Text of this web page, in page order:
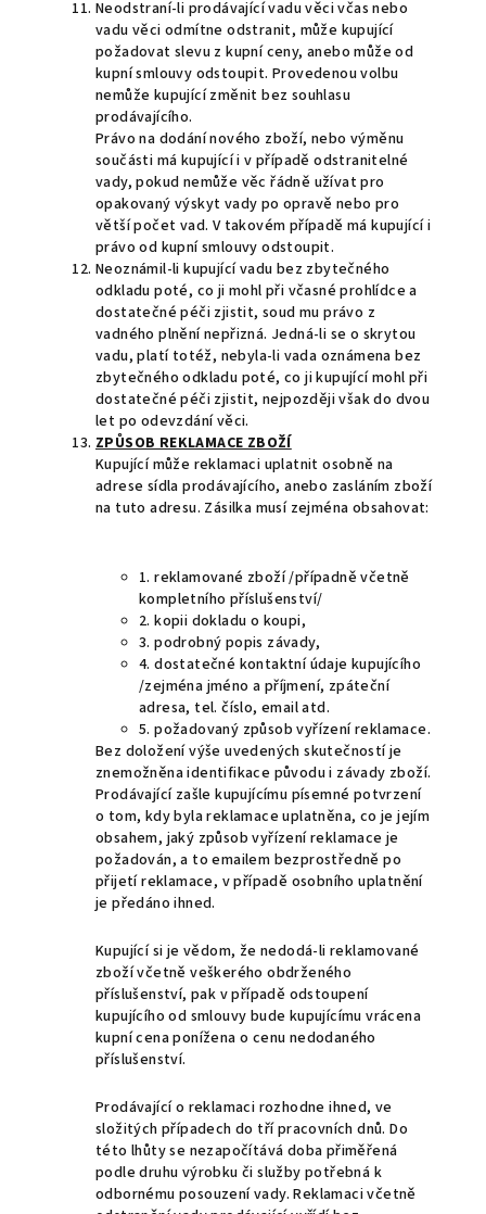
Neodstraní-li prodávající vadu věci včas nebo
vadu věci odmítne odstranit, může kupující
požadovat slevu z kupní ceny, anebo může od
kupní smlouvy odstoupit. Provedenou volbu
nemůže kupující změnit bez souhlasu
prodávajícího.
Právo na dodání nového zboží, nebo výměnu
součásti má kupující i v případě odstranitelné
vady, pokud nemůže věc řádně užívat pro
opakovaný výskyt vady po opravě nebo pro
větší počet vad. V takovém případě má kupující i
právo od kupní smlouvy odstoupit.
Neoznámil-li kupující vadu bez zbytečného
odkladu poté, co ji mohl při včasné prohlídce a
dostatečné péči zjistit, soud mu právo z
vadného plnění nepřizná. Jedná-li se o skrytou
vadu, platí totéž, nebyla-li vada oznámena bez
zbytečného odkladu poté, co ji kupující mohl při
dostatečné péči zjistit, nejpozději však do dvou
let po odevzdání věci.
ZPŮSOB REKLAMACE ZBOŽÍ
Kupující může reklamaci uplatnit osobně na
adrese sídla prodávajícího, anebo zasláním zboží
na tuto adresu. Zásilka musí zejména obsahovat:
1. reklamované zboží /případně včetně
kompletního příslušenství/
2. kopii dokladu o koupi,
3. podrobný popis závady,
4. dostatečné kontaktní údaje kupujícího
/zejména jméno a příjmení, zpáteční
adresa, tel. číslo, email atd.
5. požadovaný způsob vyřízení reklamace.
Bez doložení výše uvedených skutečností je
znemožněna identifikace původu i závady zboží.
Prodávající zašle kupujícímu písemné potvrzení
o tom, kdy byla reklamace uplatněna, co je jejím
obsahem, jaký způsob vyřízení reklamace je
požadován, a to emailem bezprostředně po
přijetí reklamace, v případě osobního uplatnění
je předáno ihned.
Kupující si je vědom, že nedodá-li reklamované
zboží včetně veškerého obdrženého
příslušenství, pak v případě odstoupení
kupujícího od smlouvy bude kupujícímu vrácena
kupní cena ponížena o cenu nedodaného
příslušenství.
Prodávající o reklamaci rozhodne ihned, ve
složitých případech do tří pracovních dnů. Do
této lhůty se nezapočítává doba přiměřená
podle druhu výrobku či služby potřebná k
odbornému posouzení vady. Reklamaci včetně